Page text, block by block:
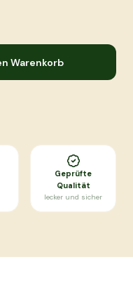
Warenkorb
Geprüfte
Qualität
lecker und sicher